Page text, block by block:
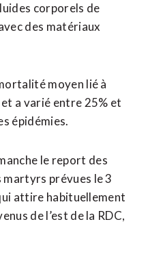
corporels de
des matériaux
moyen lié à
a varié entre 25% et
épidémies.
le report des
prévues le 3
attire habituellement
de l’est de la RDC,